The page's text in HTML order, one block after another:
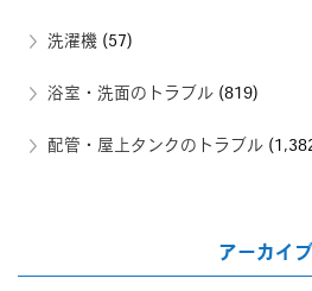
洗濯機 (57)
浴室・洗面のトラブル (819)
配管・屋上タンクのトラブル
アーカイブ